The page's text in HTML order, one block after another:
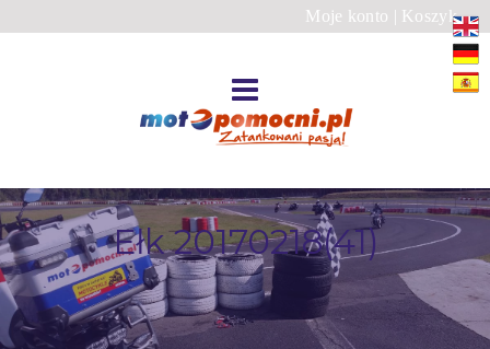
Moje konto | Koszyk
Ełk 20170218(41)